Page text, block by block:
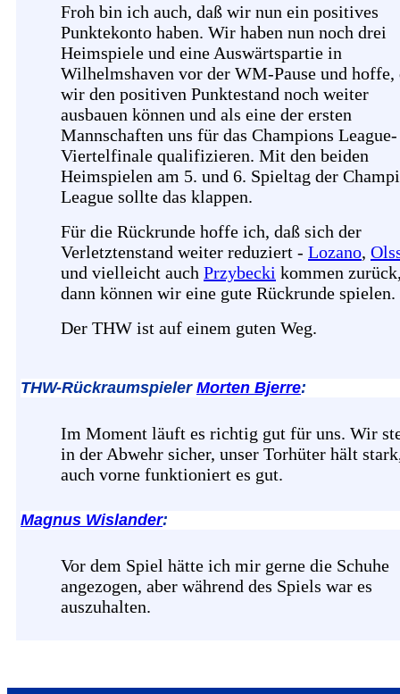
Froh bin ich auch, daß wir nun ein positives
Punktekonto haben. Wir haben nun noch drei
Heimspiele und eine Auswärtspartie in
Wilhelmshaven vor der WM-Pause und hoffe,
wir den positiven Punktestand noch weiter
ausbauen können und als eine der ersten
Mannschaften uns für das Champions League-
Viertelfinale qualifizieren. Mit den beiden
Heimspielen am 5. und 6. Spieltag der
League sollte das klappen.
Für die Rückrunde hoffe ich, daß sich der
Verletztenstand weiter reduziert - Lozano,
und vielleicht auch Przybecki kommen
dann können wir eine gute Rückrunde spielen.
Der THW ist auf einem guten Weg.
THW-Rückraumspieler Morten Bjerre:
Im Moment läuft es richtig gut für uns. Wir
in der Abwehr sicher, unser Torhüter hält
auch vorne funktioniert es gut.
Magnus Wislander:
Vor dem Spiel hätte ich mir gerne die Schuhe
angezogen, aber während des Spiels war es
auszuhalten.